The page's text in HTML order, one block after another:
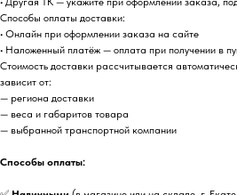
Способы оплаты доставки:
• Онлайн при оформлении заказа на сайте
• Наложенный платёж — оплата при получении в
Стоимость доставки рассчитывается
зависит от:
— региона доставки
— веса и габаритов товара
— выбранной транспортной компании
Способы оплаты: